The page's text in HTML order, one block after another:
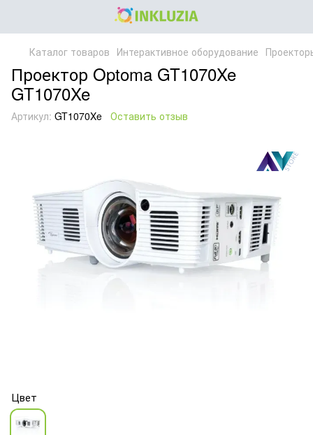
Каталог товаров Интерактивное оборудование
Проектор Optoma GT1070Xe
GT1070Xe
Артикул: GT1070Xe Оставить отзыв
Цвет